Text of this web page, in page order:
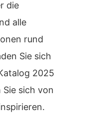
die
alle
rund
Sie sich
2025
Sie sich von